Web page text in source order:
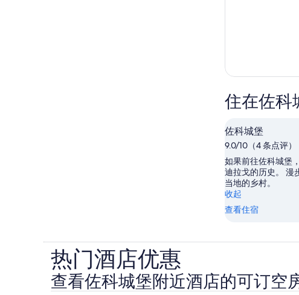
住在佐科
佐科城堡
9.0/10（4 条点评）
如果前往佐科城堡
迪拉戈的历史。 漫
当地的乡村。
收起
查看住宿
热门酒店优惠
查看佐科城堡附近酒店的可订空